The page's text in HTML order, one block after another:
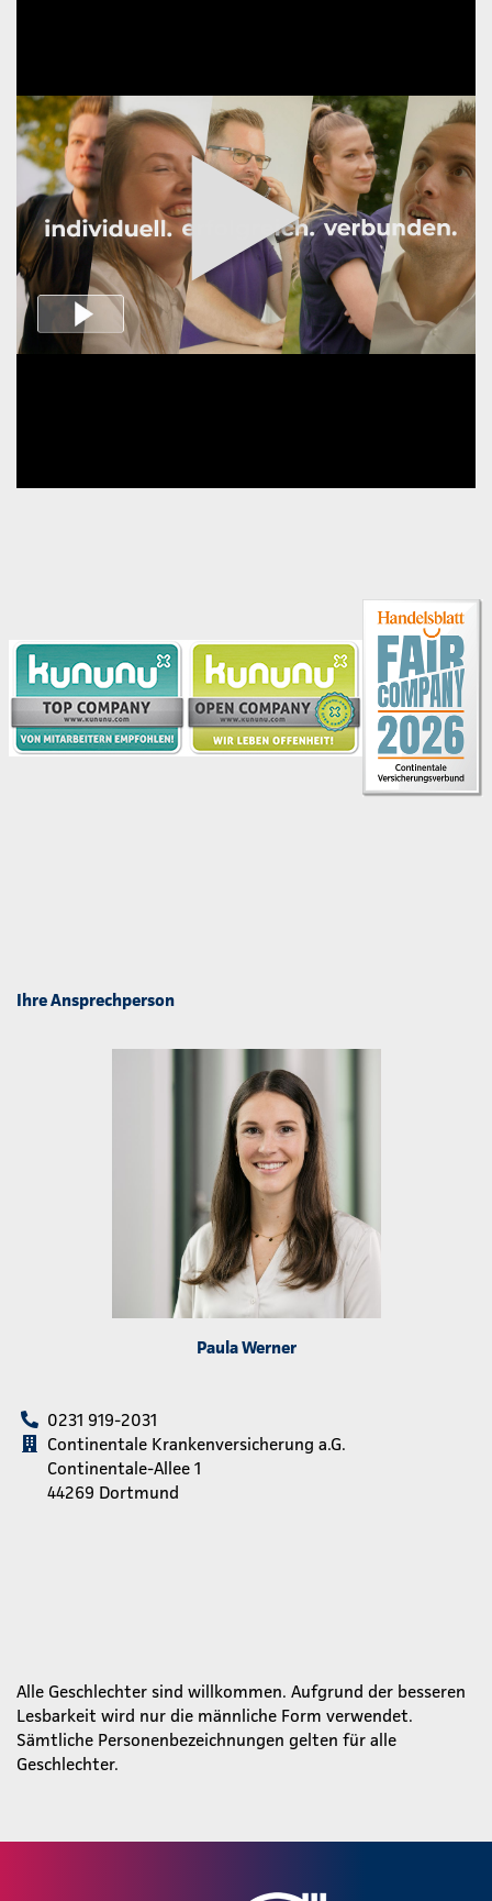
Ihre Ansprechperson
Paula Werner
0231 919-2031
Continentale Krankenversicherung a.G.
Continentale-Allee 1
44269 Dortmund
Alle Geschlechter sind willkommen. Aufgrund der besseren
Lesbarkeit wird nur die männliche Form verwendet.
Sämtliche Personenbezeichnungen gelten für alle
Geschlechter.